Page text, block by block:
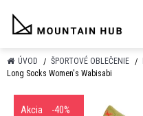
ÚVOD ŠPORTOVÉ OBLEČENIE
Long Socks Women's Wabisabi
Akcia -40%